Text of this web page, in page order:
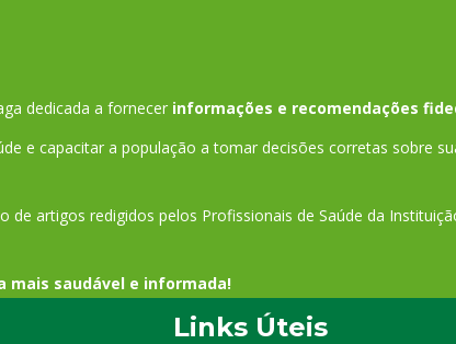
dedicada a fornecer informações e recomendações
e capacitar a população a tomar decisões corretas sobre
artigos redigidos pelos Profissionais de Saúde da
mais saudável e informada!
Links Úteis